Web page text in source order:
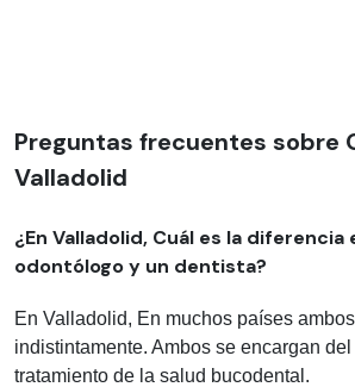
Preguntas frecuentes sobre
Valladolid
¿En Valladolid, Cuál es la diferencia
odontólogo y un dentista?
En Valladolid, En muchos países
indistintamente. Ambos se encargan
tratamiento de la salud bucodental.